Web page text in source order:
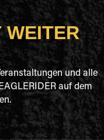
WEITER
und alle
auf dem